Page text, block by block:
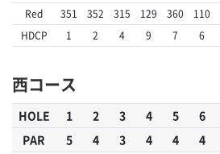
Red
351 352 315 129 360 110
HDCP
1 2 4 9 7 6
西コース
HOLE 1 2 3 4 5 6
PAR
5 4 3 4 4 4